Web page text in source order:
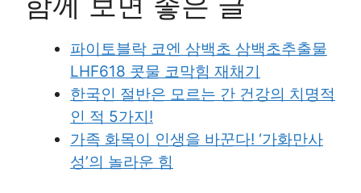
파이토블락 코엔 삼백초 삼백초추출물
LHF618 콧물 코막힘 재채기
한국인 절반은 모르는 간 건강의 치명적
인 적 5가지!
가족 화목이 인생을 바꾼다! ‘가화만사
성’의 놀라운 힘